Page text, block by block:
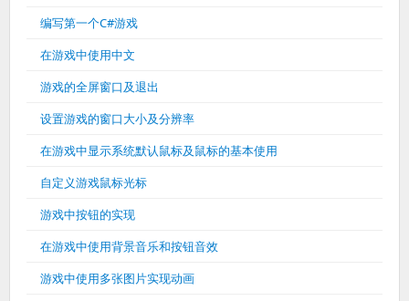
编写第一个C#游戏
在游戏中使用中文
游戏的全屏窗口及退出
设置游戏的窗口大小及分辨率
在游戏中显示系统默认鼠标及鼠标的基本使用
自定义游戏鼠标光标
游戏中按钮的实现
在游戏中使用背景音乐和按钮音效
游戏中使用多张图片实现动画